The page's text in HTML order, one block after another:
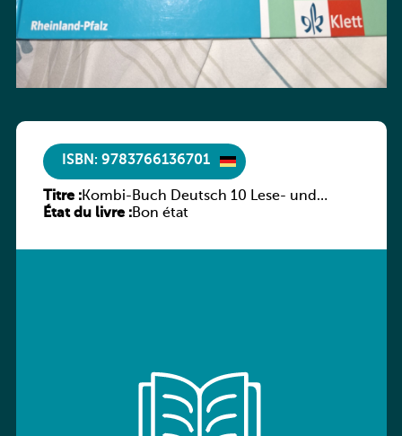
ISBN: 9783766136701
Titre :Kombi-Buch Deutsch 10 Lese- und
Sprachbuch
État du livre :Bon état